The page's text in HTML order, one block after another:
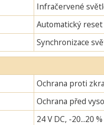
Infračervené
Automatický reset
Synchronizace
Ochrana proti
Ochrana před
24 V DC, -20...20 %